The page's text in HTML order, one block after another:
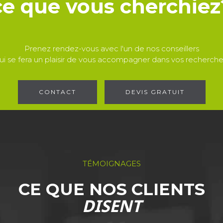
que vous
Prenez rendez-vous avec l'un de nos conseillers
se fera un plaisir de vous accompagner dans vos
CONTACT DEVIS GRATUIT
TÉMOIGNAGES
CE QUE NOS CLIENTS
DISENT